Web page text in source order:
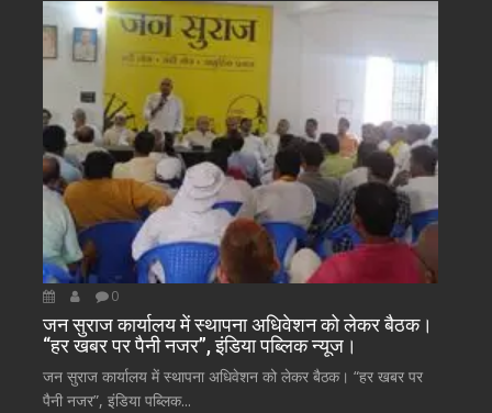
0
जन सुराज कार्यालय में स्थापना अधिवेशन को लेकर बैठक।
“हर खबर पर पैनी नजर”, इंडिया पब्लिक न्यूज।
जन सुराज कार्यालय में स्थापना अधिवेशन को लेकर बैठक। “हर खबर पर
पैनी नजर”, इंडिया पब्लिक...